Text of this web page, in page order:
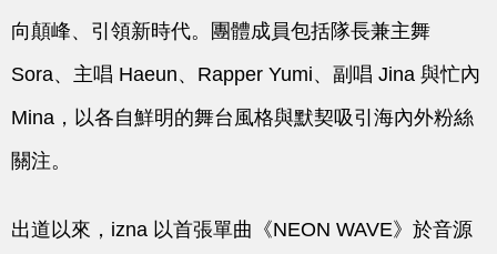
向顛峰、引領新時代。團體成員包括隊長兼主舞
Sora、主唱 Haeun、Rapper Yumi、副唱 Jina 與忙內
Mina，以各自鮮明的舞台風格與默契吸引海內外粉絲
關注。
出道以來， izna以首張單曲《NEON WAVE》於音源